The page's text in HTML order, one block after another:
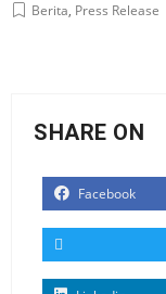
Berita, Press Release
SHARE ON
Facebook